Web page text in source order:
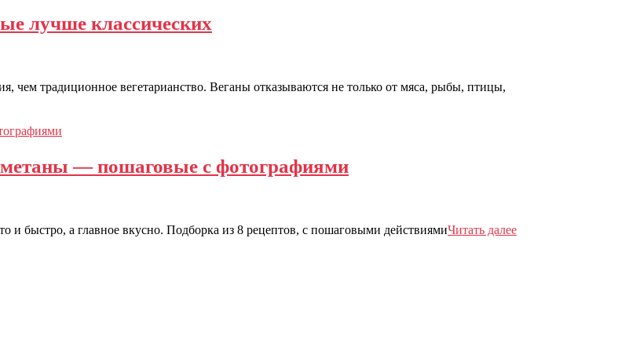
лучше классических
чем традиционное вегетарианство. Веганы отказываются не только от мяса, рыбы, птицы,
— пошаговые с фотографиями
и быстро, а главное вкусно. Подборка из 8 рецептов, с пошаговыми действиямиЧитать далее